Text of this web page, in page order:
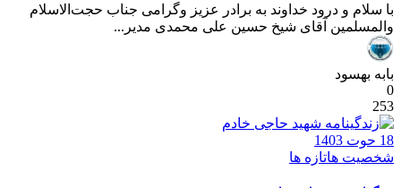
با سلام و درود خداوند به برادر عزیز وگرامی جناب حجت‌الاسلام
والمسلمین آقای شیخ حسین علی محمدی مدیر...
بابه بهسود
0
253
18 حوت 1403
شخصیت هاتازه ها